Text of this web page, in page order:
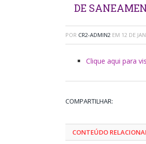
DE
POR CR2-ADMIN2 EM 12 DE
Clique aqui para
COMPARTILHAR:
CONTEÚDO